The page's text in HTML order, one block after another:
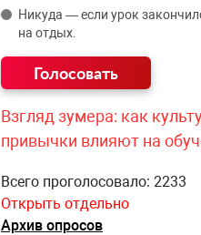
Никуда — если урок
на отдых.
Взгляд зумера: как
привычки влияют на
Всего проголосовало: 2233
Открыть отдельно
Архив опросов